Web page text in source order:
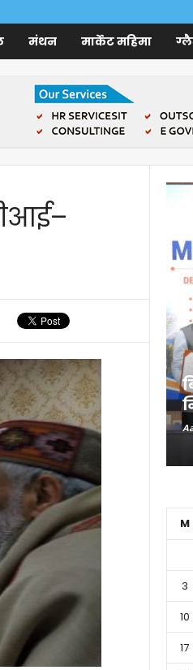
मंथन मार्केट महिमा
M
3
10
17